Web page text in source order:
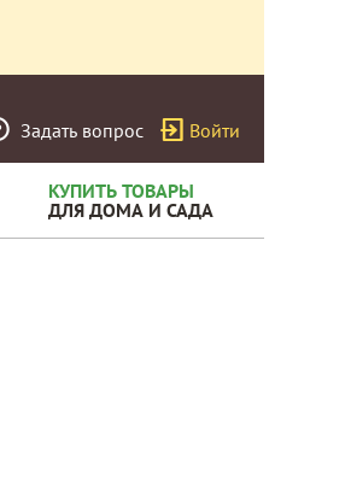
Задать вопрос Войти
КУПИТЬ ТОВАРЫ
ДЛЯ ДОМА И САДА